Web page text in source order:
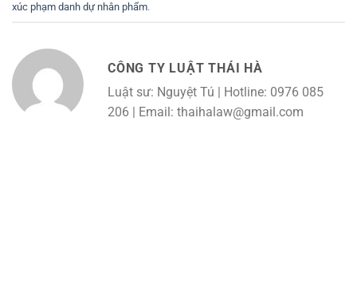
xúc phạm danh dự nhân phẩm.
CÔNG TY LUẬT THÁI HÀ
Luật sư: Nguyệt Tú | Hotline: 0976 085
206 | Email: thaihalaw@gmail.com